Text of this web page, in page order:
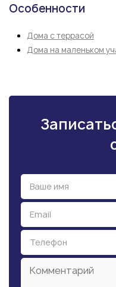
Особенности
Дома с террасой
Дома на маленьком